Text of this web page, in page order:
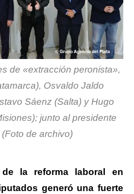
de «extracción peronista»,
Osvaldo Jaldo
Sáenz (Salta) y Hugo
junto al presidente
(Foto de archivo)
la reforma laboral en
generó una fuerte